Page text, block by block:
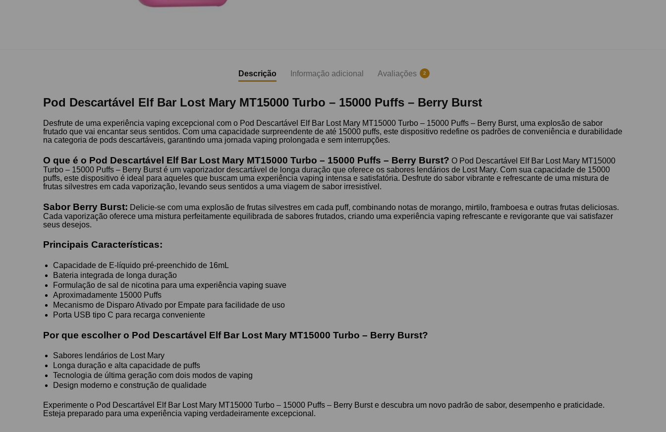
Descrição Informação adicional Avaliações 2
Pod Descartável Elf Bar Lost Mary MT15000 Turbo – 15000 Puffs – Berry Burst
Desfrute de uma experiência vaping excepcional com o Pod Descartável Elf Bar Lost Mary MT15000 Turbo – 15000 Puffs – Berry Burst, uma explosão de sabor
frutado que vai encantar seus sentidos. Com uma capacidade surpreendente de até 15000 puffs, este dispositivo redefine os padrões de conveniência e durabilidade
na categoria de pods descartáveis, garantindo uma jornada vaping prolongada e sem interrupções.
O que é o Pod Descartável Elf Bar Lost Mary MT15000 Turbo – 15000 Puffs – Berry Burst? O Pod Descartável Elf Bar Lost Mary MT15000
Turbo – 15000 Puffs – Berry Burst é um vaporizador descartável de longa duração que oferece os sabores lendários de Lost Mary. Com sua capacidade de 15000
puffs, este dispositivo é ideal para aqueles que buscam uma experiência vaping intensa e satisfatória. Desfrute do sabor vibrante e refrescante de uma mistura de
frutas silvestres em cada vaporização, levando seus sentidos a uma viagem de sabor irresistível.
Sabor Berry Burst: Delicie-se com uma explosão de frutas silvestres em cada puff, combinando notas de morango, mirtilo, framboesa e outras frutas deliciosas.
Cada vaporização oferece uma mistura perfeitamente equilibrada de sabores frutados, criando uma experiência vaping refrescante e revigorante que vai satisfazer
seus desejos.
Principais Características:
Capacidade de E-líquido pré-preenchido de 16mL
Bateria integrada de longa duração
Formulação de sal de nicotina para uma experiência vaping suave
Aproximadamente 15000 Puffs
Mecanismo de Disparo Ativado por Empate para facilidade de uso
Porta USB tipo C para recarga conveniente
Por que escolher o Pod Descartável Elf Bar Lost Mary MT15000 Turbo – Berry Burst?
Sabores lendários de Lost Mary
Longa duração e alta capacidade de puffs
Tecnologia de última geração com dois modos de vaping
Design moderno e construção de qualidade
Experimente o Pod Descartável Elf Bar Lost Mary MT15000 Turbo – 15000 Puffs – Berry Burst e descubra um novo padrão de sabor, desempenho e praticidade.
Esteja preparado para uma experiência vaping verdadeiramente excepcional.